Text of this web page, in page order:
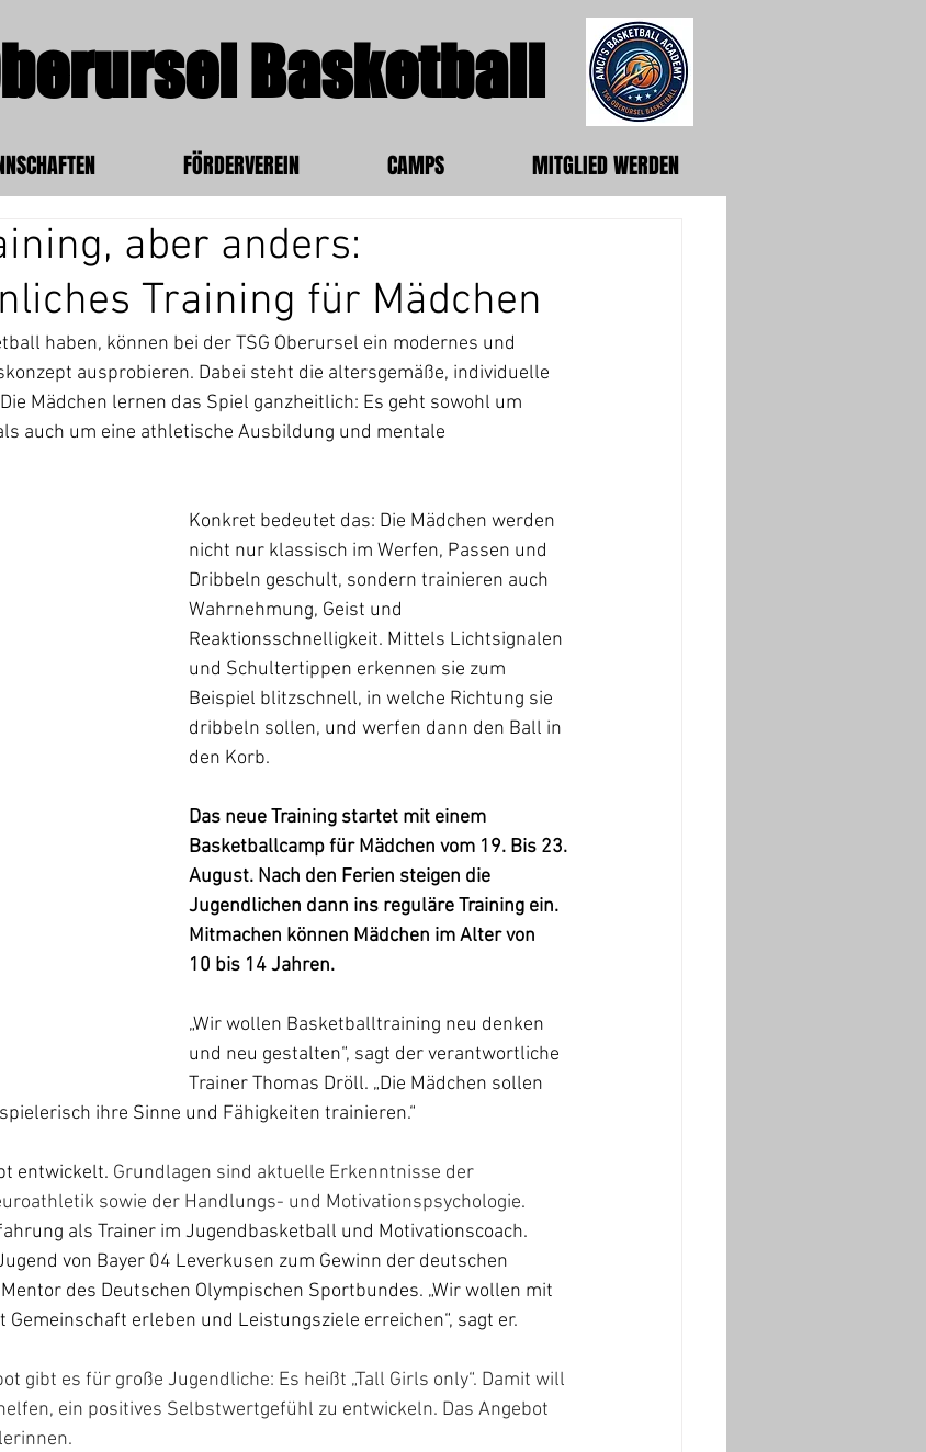
Basketball
FÖRDERVEREIN CAMPS MITGLIED WERDEN
aber anders:
Training für Mädchen
haben, können bei der TSG Oberursel ein modernes und
ausprobieren. Dabei steht die altersgemäße, individuelle
Mädchen lernen das Spiel ganzheitlich: Es geht sowohl um
auch um eine athletische Ausbildung und mentale
Konkret bedeutet das: Die Mädchen werden
nicht nur klassisch im Werfen, Passen und
Dribbeln geschult, sondern trainieren auch
Wahrnehmung, Geist und
Reaktionsschnelligkeit. Mittels Lichtsignalen
und Schultertippen erkennen sie zum
Beispiel blitzschnell, in welche Richtung sie
dribbeln sollen, und werfen dann den Ball in
den Korb.
Das neue Training startet mit einem
Basketballcamp für Mädchen vom 19. Bis 23.
August. Nach den Ferien steigen die
Jugendlichen dann ins reguläre Training ein.
Mitmachen können Mädchen im Alter von
10 bis 14 Jahren.
„Wir wollen Basketballtraining neu denken
und neu gestalten“, sagt der verantwortliche
Trainer Thomas Dröll. „Die Mädchen sollen
ihre Sinne und Fähigkeiten trainieren.“
entwickelt. Grundlagen sind aktuelle Erkenntnisse der
sowie der Handlungs- und Motivationspsychologie.
als Trainer im Jugendbasketball und Motivationscoach.
von Bayer 04 Leverkusen zum Gewinn der deutschen
des Deutschen Olympischen Sportbundes. „Wir wollen mit
erleben und Leistungsziele erreichen“, sagt er.
gibt es für große Jugendliche: Es heißt „Tall Girls only“. Damit will
ein positives Selbstwertgefühl zu entwickeln. Das Angebot